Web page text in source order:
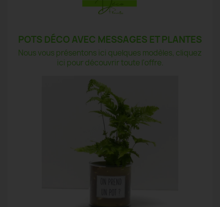
POTS DÉCO AVEC MESSAGES ET PLANTES
Nous vous présentons ici quelques modèles, cliquez
ici pour découvrir toute l'offre.